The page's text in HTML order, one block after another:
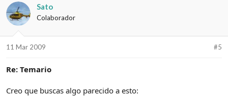
Sato
Colaborador
11 Mar 2009 #5
Re: Temario
Creo que buscas algo parecido a esto: